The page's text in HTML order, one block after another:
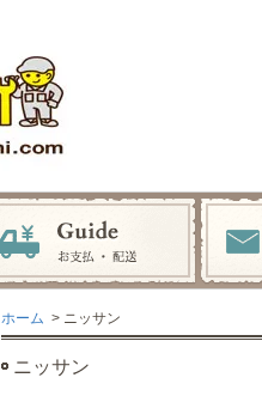
ホーム > ニッサン
ニッサン